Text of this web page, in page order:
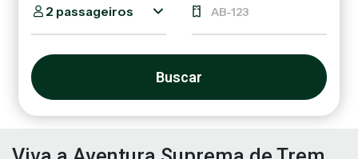
2 passageiros
Buscar